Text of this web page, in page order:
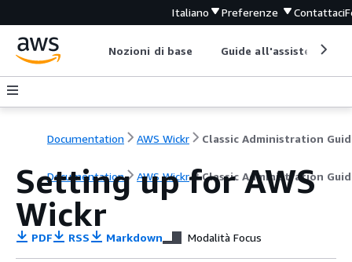
Italiano Preferenze Contattaci
Nozioni di base Guide all'assistenza
Documentation AWS Wickr Classic Administration
Documentation AWS Wickr Classic Administration
Setting up for AWS
Wickr
PDF RSS Markdown Modalità Focus